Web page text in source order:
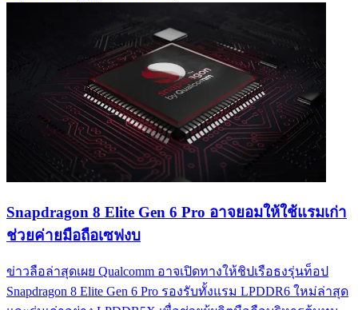
Snapdragon 8 Elite Gen 6 Pro อาจยอมให้ใช้แรมเก่า
ช่วยค่ายมือถือเซฟงบ
ข่าวลือล่าสุดเผย Qualcomm อาจเปิดทางให้ชิปเรือธงรุ่นท็อป
Snapdragon 8 Elite Gen 6 Pro รองรับทั้งแรม LPDDR6 ใหม่ล่าสุด